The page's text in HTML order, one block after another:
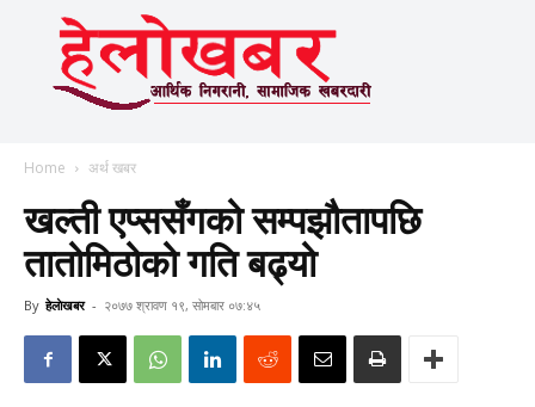
Home अर्थ खबर
खल्ती एप्ससँगको सम्पझौतापछि
तातोमिठोको गति बढ्यो
By हेलाेखबर - २०७७ श्रावण १९, सोमबार ०७:४५